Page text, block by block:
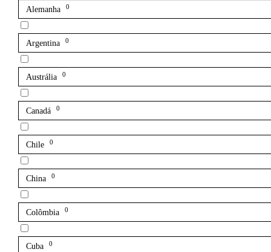
Alemanha 0
Argentina 0
Austrália 0
Canadá 0
Chile 0
China 0
Colômbia 0
Cuba 0